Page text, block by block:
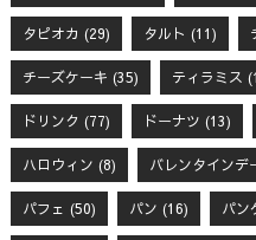
タピオカ (29) タルト (11)
チーズケーキ (35) ティラミス
ドリンク (77) ドーナツ (13)
ハロウィン (8) バレンタインデ
パフェ (50) パン (16) パン